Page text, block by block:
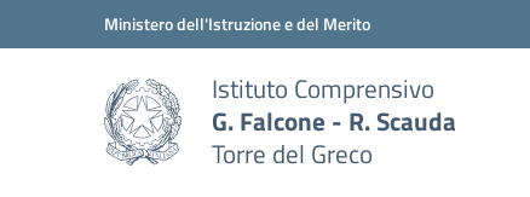
Vai ai contenuti
Vai al menu di navigazioneMinistero dell'Istruzione e del Merito
Istituto Comprensivo
G. Falcone - R. Scauda
Torre del Greco